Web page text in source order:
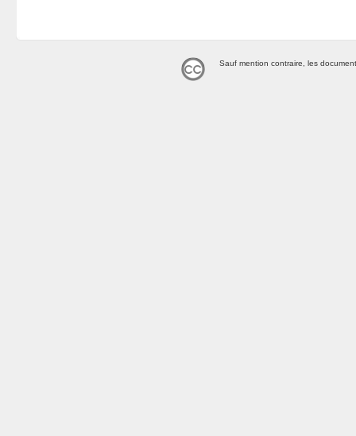
Sauf mention contraire, les